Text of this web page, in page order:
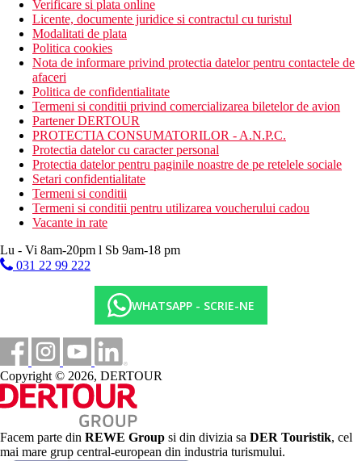
ora 01:00
Plaja
plaja privata cu nisip si pietris este la aproximativ 150 m
de hotel (disponibil pasaj subteran)
sezlonguri si umbrele gratuite, prosoape pentru un depozit
rambursabil
bar pe plaja ca parte a Ultra All Inclusive
Oferta sportiva
Gratuit: gimnastica acvatica, volei pe plaja, polo pe apa,
tenis de masa, centru de fitness.
Contra cost: sporturi nautice motorizate si nemotorizate pe
plaja.
Copii
Club pentru copii (4-12 ani), program de animație pentru copii,
jocuri, concursuri și mini-discotecă.
http://www.diamondhillresort.com.tr/
Wellness
Gratuit: sauna, baie turceasca (hamam), sauna cu aburi.
Contra cost: masaje, peeling, ingrijire corporala si a pielii.
Gratuit: Wi-Fi in camere si in zonele comune ale hotelului.
Contra cost : conexiune de mare viteza.
Verificare si plata online
Licente, documente juridice si contractul cu turistul
Modalitati de plata
Politica cookies
Nota de informare privind protectia datelor pentru contactele de
afaceri
Politica de confidentialitate
Termeni si conditii privind comercializarea biletelor de avion
Partener DERTOUR
PROTECTIA CONSUMATORILOR - A.N.P.C.
Protectia datelor cu caracter personal
Protectia datelor pentru paginile noastre de pe retelele sociale
Setari confidentialitate
Termeni si conditii
Termeni si conditii pentru utilizarea voucherului cadou
Vacante in rate
Lu - Vi 8am-20pm l Sb 9am-18 pm
031 22 99 222
WHATSAPP - SCRIE-NE
Copyright © 2026, DERTOUR
Facem parte din REWE Group si din divizia sa DER Touristik, cel
mai mare grup central-european din industria turismului.